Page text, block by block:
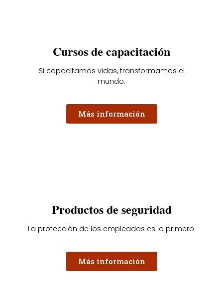
Cursos de capacitación
Si capacitamos vidas, transformamos el
mundo.
Más información
Productos de seguridad
La protección de los empleados es lo primero.
Más información